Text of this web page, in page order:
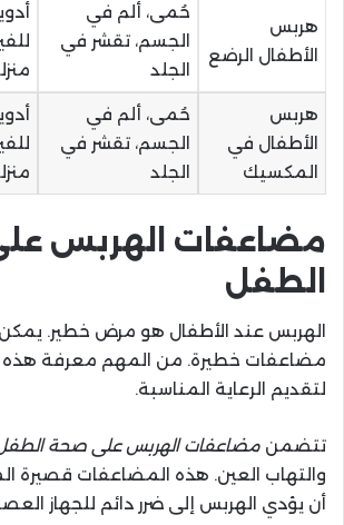
هربس
الأطفال الرضع
حُمى، ألم في
الجسم، تقشر في
الجلد
هربس
الأطفال في
المكسيك
حُمى، ألم في
الجسم، تقشر في
الجلد
مضاعفات الهربس
الطفل
الهربس عند الأطفال هو مرض خطير.
مضاعفات خطيرة. من المهم معرفة هذه
لتقديم الرعاية المناسبة.
تتضمن مضاعفات الهربس على صحة
والتهاب العين. هذه المضاعفات قصيرة
أن يؤدي الهربس إلى ضرر دائم للجهاز